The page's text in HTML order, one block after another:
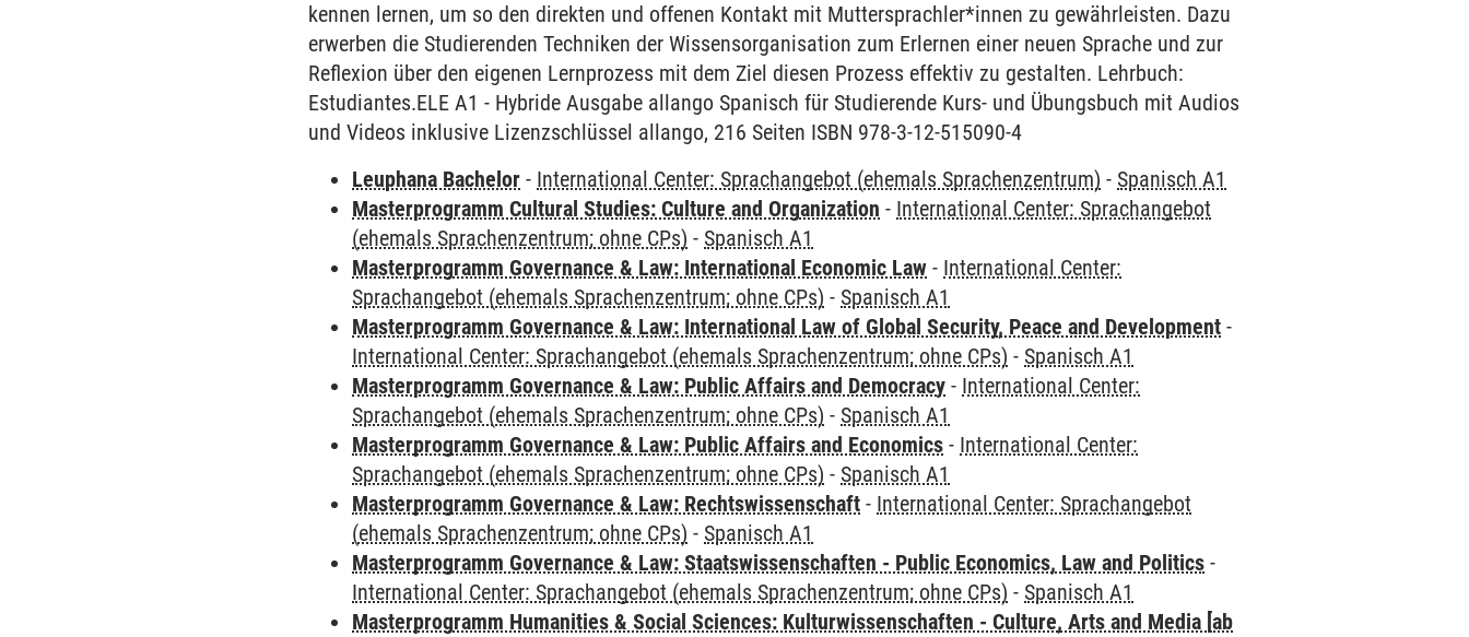
kennen lernen, um so den direkten und offenen Kontakt mit Muttersprachler*innen zu gewährleisten. Dazu
erwerben die Studierenden Techniken der Wissensorganisation zum Erlernen einer neuen Sprache und zur
Reflexion über den eigenen Lernprozess mit dem Ziel diesen Prozess effektiv zu gestalten. Lehrbuch:
Estudiantes.ELE A1 - Hybride Ausgabe allango Spanisch für Studierende Kurs- und Übungsbuch mit Audios
und Videos inklusive Lizenzschlüssel allango, 216 Seiten ISBN 978-3-12-515090-4
Leuphana Bachelor - International Center: Sprachangebot (ehemals Sprachenzentrum) - Spanisch A1
Masterprogramm Cultural Studies: Culture and Organization - International Center: Sprachangebot
(ehemals Sprachenzentrum; ohne CPs) - Spanisch A1
Masterprogramm Governance & Law: International Economic Law - International Center:
Sprachangebot (ehemals Sprachenzentrum; ohne CPs) - Spanisch A1
Masterprogramm Governance & Law: International Law of Global Security, Peace and Development -
International Center: Sprachangebot (ehemals Sprachenzentrum; ohne CPs) - Spanisch A1
Masterprogramm Governance & Law: Public Affairs and Democracy - International Center:
Sprachangebot (ehemals Sprachenzentrum; ohne CPs) - Spanisch A1
Masterprogramm Governance & Law: Public Affairs and Economics - International Center:
Sprachangebot (ehemals Sprachenzentrum; ohne CPs) - Spanisch A1
Masterprogramm Governance & Law: Rechtswissenschaft - International Center: Sprachangebot
(ehemals Sprachenzentrum; ohne CPs) - Spanisch A1
Masterprogramm Governance & Law: Staatswissenschaften - Public Economics, Law and Politics -
International Center: Sprachangebot (ehemals Sprachenzentrum; ohne CPs) - Spanisch A1
Masterprogramm Humanities & Social Sciences: Kulturwissenschaften - Culture, Arts and Media [ab